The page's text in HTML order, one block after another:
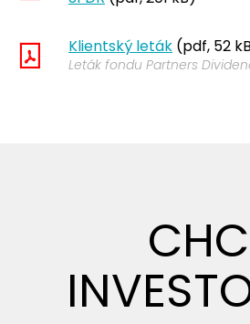
Klientský leták (pdf, 52
Leták fondu Partners